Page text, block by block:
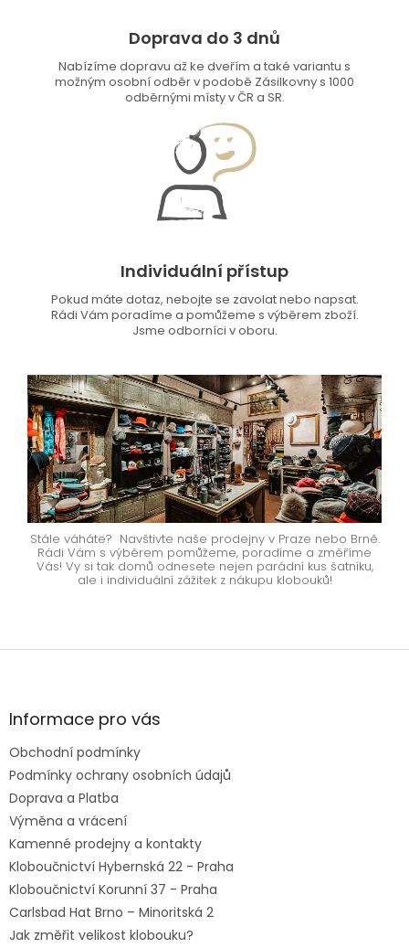
Doprava do 3 dnů
Nabízíme dopravu až ke dveřím a také variantu s
možným osobní odběr v podobě Zásilkovny s 1000
odběrnými místy v ČR a SR.
Individuální přístup
Pokud máte dotaz, nebojte se zavolat nebo napsat.
Rádi Vám poradíme a pomůžeme s výběrem zboží.
Jsme odborníci v oboru.
Stále váháte? Navštivte naše prodejny v Praze nebo Brně.
Rádi Vám s výběrem pomůžeme, poradíme a změříme
Vás! Vy si tak domů odnesete nejen parádní kus šatníku,
ale i individuální zážitek z nákupu klobouků!
Z
aInformace pro vás
Obchodní podmínky
Podmínky ochrany osobních údajů
Doprava a Platba
Výměna a vrácení
Kamenné prodejny a kontakty
Kloboučnictví Hybernská 22 - Praha
Kloboučnictví Korunní 37 - Praha
Carlsbad Hat Brno – Minoritská 2
Jak změřit velikost klobouku?